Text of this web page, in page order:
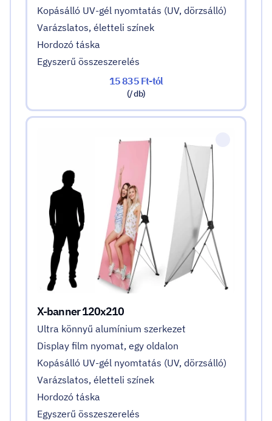
Kopásálló UV-gél nyomtatás (UV, dörzsálló)
Varázslatos, életteli színek
Hordozó táska
Egyszerű összeszerelés
15 835 Ft-tól
(/ db)
X-banner 120x210
Ultra könnyű alumínium szerkezet
Display film nyomat, egy oldalon
Kopásálló UV-gél nyomtatás (UV, dörzsálló)
Varázslatos, életteli színek
Hordozó táska
Egyszerű összeszerelés